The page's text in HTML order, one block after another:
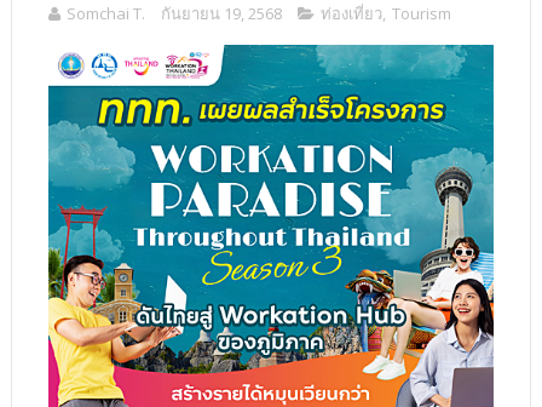
Somchai T. กันยายน 19, 2568 ท่องเที่ยว, Tourism